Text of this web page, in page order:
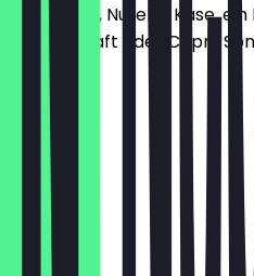
1 Brötchen, Nutella, Käse,
Orangensaft oder Capri-
€5.95